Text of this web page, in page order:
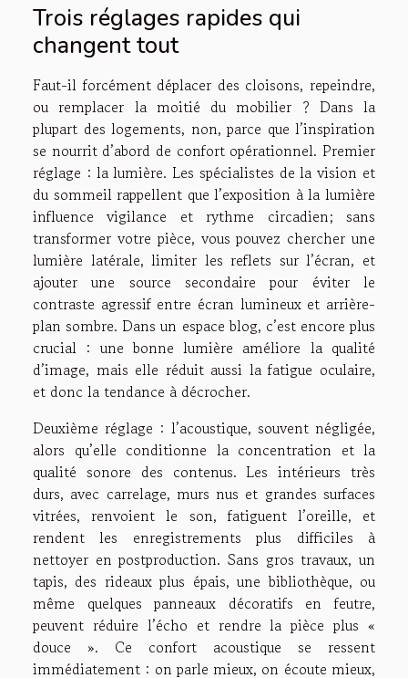
Trois réglages rapides qui
changent tout
Faut-il forcément déplacer des cloisons, repeindre,
ou remplacer la moitié du mobilier ? Dans la
plupart des logements, non, parce que l’inspiration
se nourrit d’abord de confort opérationnel. Premier
réglage : la lumière. Les spécialistes de la vision et
du sommeil rappellent que l’exposition à la lumière
influence vigilance et rythme circadien; sans
transformer votre pièce, vous pouvez chercher une
lumière latérale, limiter les reflets sur l’écran, et
ajouter une source secondaire pour éviter le
contraste agressif entre écran lumineux et arrière-
plan sombre. Dans un espace blog, c’est encore plus
crucial : une bonne lumière améliore la qualité
d’image, mais elle réduit aussi la fatigue oculaire,
et donc la tendance à décrocher.
Deuxième réglage : l’acoustique, souvent négligée,
alors qu’elle conditionne la concentration et la
qualité sonore des contenus. Les intérieurs très
durs, avec carrelage, murs nus et grandes surfaces
vitrées, renvoient le son, fatiguent l’oreille, et
rendent les enregistrements plus difficiles à
nettoyer en postproduction. Sans gros travaux, un
tapis, des rideaux plus épais, une bibliothèque, ou
même quelques panneaux décoratifs en feutre,
peuvent réduire l’écho et rendre la pièce plus «
douce ». Ce confort acoustique se ressent
immédiatement : on parle mieux, on écoute mieux,